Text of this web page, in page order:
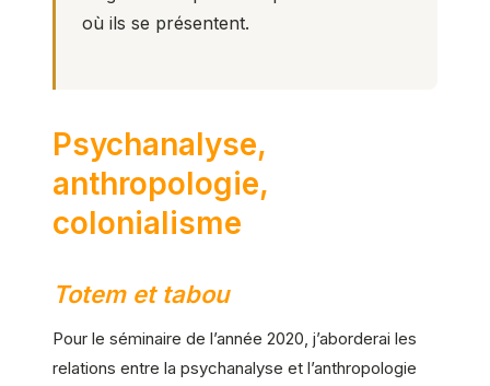
où ils se présentent.
Psychanalyse,
anthropologie,
colonialisme
Totem et tabou
Pour le séminaire de l’année 2020, j’aborderai les
relations entre la psychanalyse et l’anthropologie